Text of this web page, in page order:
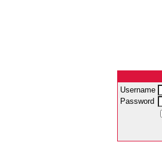
Username
Password